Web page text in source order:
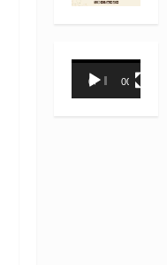
Reproductor
00:00 00:31